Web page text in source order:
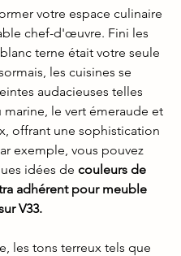
votre espace culinaire
chef-d'œuvre. Fini les
terne était votre seule
les cuisines se
audacieuses telles
le vert émeraude et
offrant une sophistication
exemple, vous pouvez
idées de couleurs de
adhérent pour meuble
V33.
les tons terreux tels que